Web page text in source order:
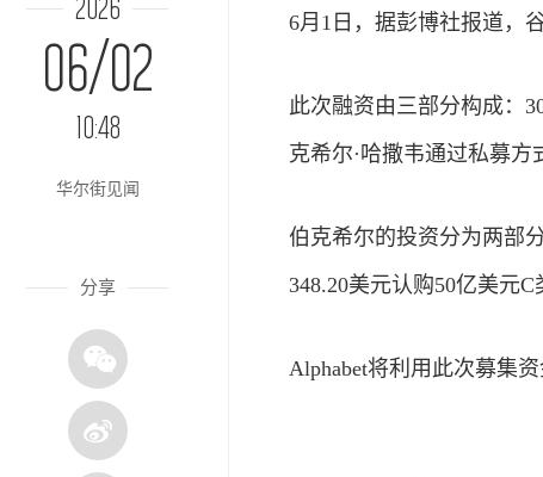
2026
06/02
10:48
华尔街见闻
分享
6月1日，据彭博社报道，
此次融资由三部分构成：
克希尔·哈撒韦通过私募方
伯克希尔的投资分为两部
348.20美元认购50亿美元C
Alphabet将利用此次募集